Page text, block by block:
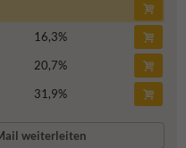
16,3%
20,7%
31,9%
weiterleiten